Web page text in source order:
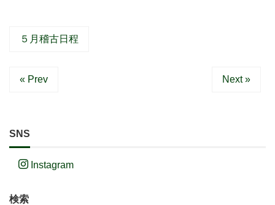
５月稽古日程
« Prev Next »
SNS
Instagram
検索